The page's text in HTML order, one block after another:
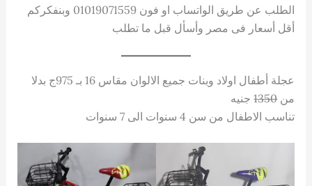
الطلب عن طريق الواتساب او فون 01019071559 وبنفكركم
أقل أسعار فى مصر وأسأل قبل ما تطلب
عجلة أطفال اولاد وبنات جميع الالوان مقاس 16 بـ 975ج بدلا
من1350جنيه
تناسب الاطفال من سن 4 سنوات الى 7 سنوات